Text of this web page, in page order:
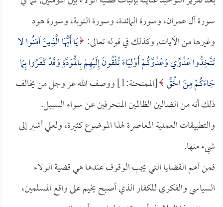
سورة آل عمران، وسورة المائدة، وسورة التوبة، وسورة هود
وغيرها من الآيات, وكذلك في قوله تعالى: يَا أَيُّهَا الَّذِينَ آمَنُوا لا
تَتَّخِذُوا عَدُوِّي وَعَدُوَّكُمْ أَوْلِيَاءَ تُلْقُونَ إِلَيْهِمْ بِالْمَوَدَّةِ وَقَدْ كَفَرُوا بِمَا
جَاءَكُمْ مِنَ الْحَقِّ
[الممتحنة:1] ووصف الله عز وجل من يخالف
ذلك أنه من الضالين الظالمين المنحرفين عن سواء السبيل.
والتطبيقات العملية المعاصرة لهذا الموضوع كثيرة، ولعلي أشير إلى
شيء منها.
فمن أهم القضايا التي يجب الوقوف عندها هي قضية الولاء
السياسي والفكري للكفار الذي أصبح يخيم على واقع المسلمين،